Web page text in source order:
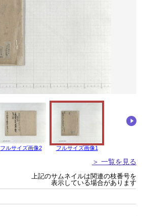
フルサイズ画像2 フルサイズ画像1
＞ 一覧を見る
上記のサムネイルは関連の枝番号を
表示している場合があります